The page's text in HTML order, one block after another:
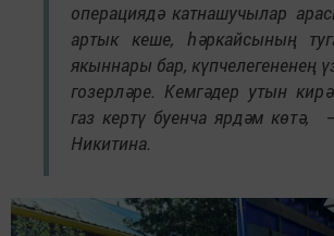
операциядә катнашучылар
артык кеше, һәркайсының
якыннары бар, күпчелегененең
гозерләре. Кемгәдер утын
газ кертү буенча ярдәм
Никитина.